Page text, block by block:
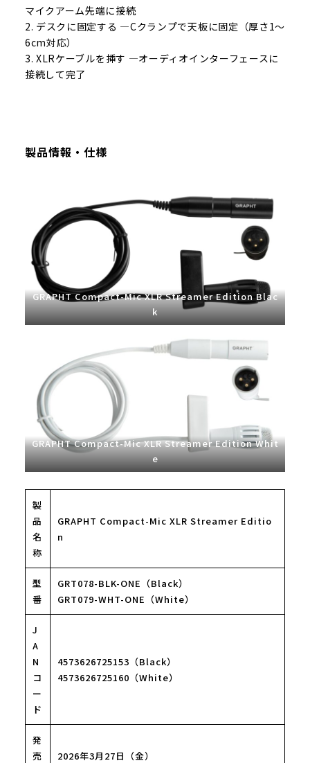
マイクアーム先端に接続
2. デスクに固定する ―Cクランプで天板に固定（厚さ1〜
6cm対応）
3. XLRケーブルを挿す ―オーディオインターフェースに
接続して完了
製品情報・仕様
GRAPHT Compact-Mic XLR Streamer Edition Blac
k
GRAPHT Compact-Mic XLR Streamer Edition Whit
e
製
品
名
称
GRAPHT Compact-Mic XLR Streamer Editio
n
型
番
GRT078-BLK-ONE（Black）
GRT079-WHT-ONE（White）
J
A
N
コ
ー
ド
4573626725153（Black）
4573626725160（White）
発
売
2026年3月27日（金）